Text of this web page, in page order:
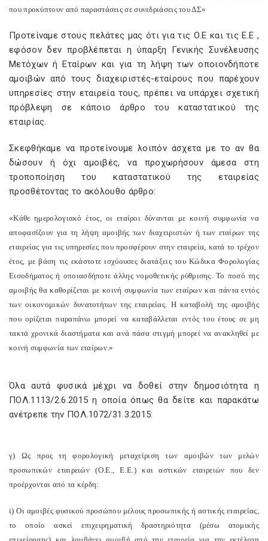
που προκύπτουν από παραστάσεις σε συνεδριάσεις του ΔΣ»
Προτείναμε στους πελάτες μας ότι για τις Ο.Ε και τις Ε.Ε ,
εφόσον δεν προβλέπεται η ύπαρξη Γενικής Συνέλευσης
Μετόχων ή Εταίρων και για τη λήψη των οποιονδήποτε
αμοιβών από τους διαχειριστές-εταίρους που παρέχουν
υπηρεσίες στην εταιρεία τους, πρέπει να υπάρχει σχετική
πρόβλεψη σε κάποιο άρθρο του καταστατικού της
εταιρίας.
Σκεφθήκαμε να προτείνουμε λοιπόν άσχετα με το αν θα
δώσουν ή όχι αμοιβές, να προχωρήσουν άμεσα στη
τροποποίηση του καταστατικού της εταιρείας
προσθέτοντας το ακόλουθο άρθρο:
«Κάθε ημερολογιακό έτος, οι εταίροι δύνανται με κοινή συμφωνία να
αποφασίζουν για τη λήψη αμοιβής των διαχειριστών ή των εταίρων της
εταιρείας για τις υπηρεσίες που προσφέρουν στην εταιρεία, κατά το τρέχον
έτος, με βάση τις εκάστοτε ισχύουσες διατάξεις του Κώδικα Φορολογίας
Εισοδήματος ή οποιασδήποτε άλλης νομοθετικής ρύθμισης. Το ποσό της
αμοιβής θα καθορίζεται με κοινή συμφωνία των εταίρων και πάντα εντός
των οικονομικών δυνατοτήτων της εταιρείας. Η καταβολή της αμοιβής
που ορίζεται παραπάνω μπορεί να καταβάλλεται εντός του έτους σε μη
τακτά χρονικά διαστήματα και ανά πάσα στιγμή μπορεί να ανακληθεί με
κοινή συμφωνία των εταίρων.»
Όλα αυτά φυσικά μέχρι να δοθεί στην δημοσιότητα η
ΠΟΛ.1113/2.6.2015 η οποία όπως θα δείτε και παρακάτω
ανέτρεπε την ΠΟΛ.1072/31.3.2015:
γ) Ως προς τη φορολογική μεταχείριση των αμοιβών των μελών
προσωπικών εταιρειών (Ο.Ε., Ε.Ε.) και αστικών εταιρειών που δεν
προέρχονται από τα κέρδη:
i) Οι αμοιβές φυσικού προσώπου μέλους προσωπικής ή αστικής εταιρείας,
το οποίο ασκεί επιχειρηματική δραστηριότητα (μέσω ατομικής